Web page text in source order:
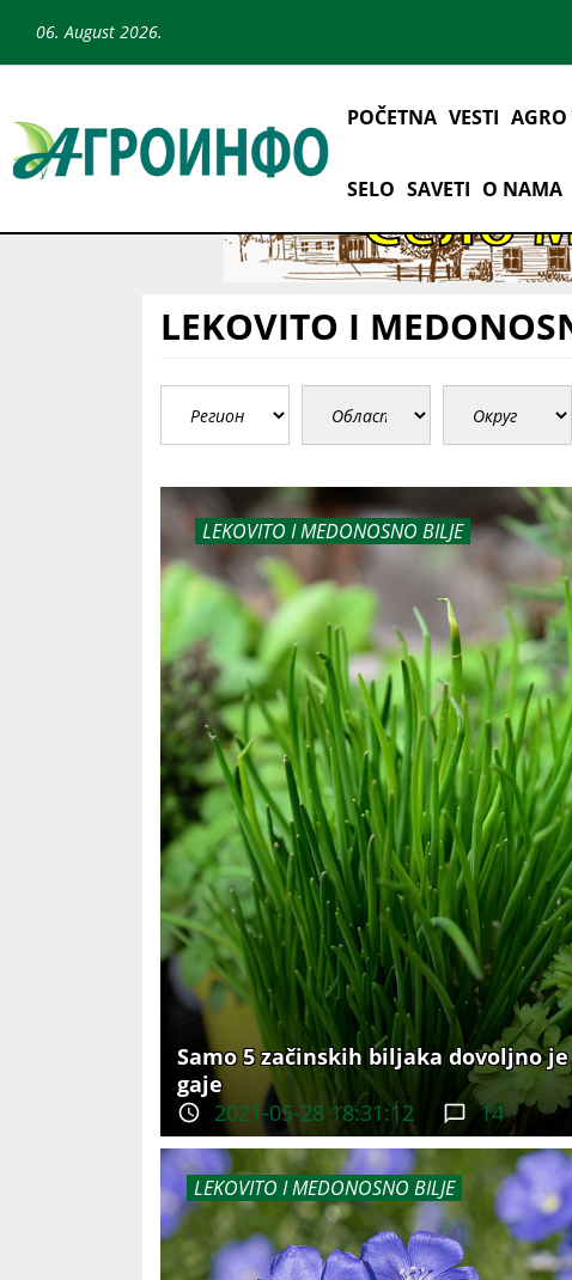
06. August 2026.
POČETNA VESTI AGRO
SELO SAVETI O NAMA
LEKOVITO I
LEKOVITO I MEDONOSNO BILJE
Samo 5 začinskih biljaka dovoljno
gaje
2021-05-28 18:31:12
14
LEKOVITO I MEDONOSNO BILJE